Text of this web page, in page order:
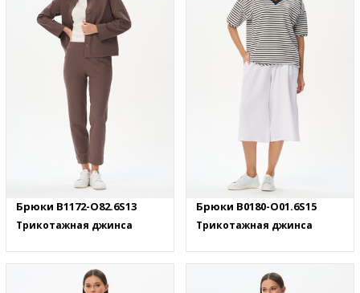
Брюки B1172-O82.6S13
Трикотажная джинса
Брюки B0180-O01.6S15
Трикотажная джинса